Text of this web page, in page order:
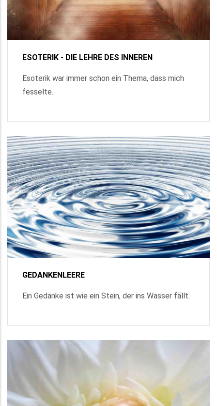
ESOTERIK - DIE LEHRE DES INNEREN
Esoterik war immer schon ein Thema, dass mich
fesselte.
GEDANKENLEERE
Ein Gedanke ist wie ein Stein, der ins Wasser fällt.